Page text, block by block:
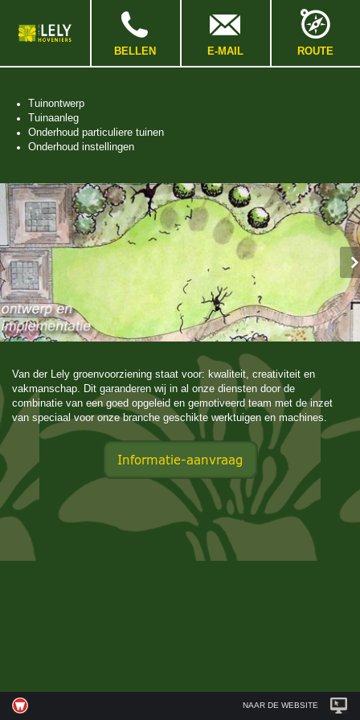
Spring
de
naar
het
hoofdmenu
Tuinontwerp
Tuinaanleg
Onderhoud particuliere tuinen
Onderhoud instellingen
Van der Lely groenvoorziening staat voor: kwaliteit, creativiteit en
vakmanschap. Dit garanderen wij in al onze diensten door de
combinatie van een goed opgeleid en gemotiveerd team met de inzet
van speciaal voor onze branche geschikte werktuigen en machines.
NAAR DE WEBSITE
BELLEN E-MAIL ROUTE